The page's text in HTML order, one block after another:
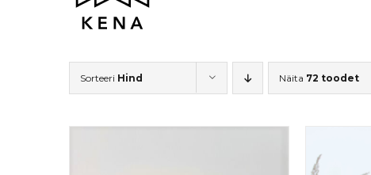
Sorteeri Hind Näita 72 toodet